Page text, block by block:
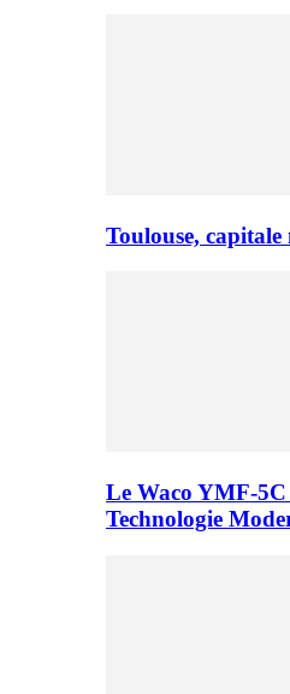
Toulouse,
Le Waco YMF-
Technologie